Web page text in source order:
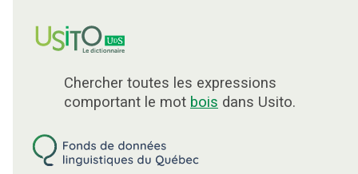
Chercher toutes les expressions
comportant le mot bois dans Usito.